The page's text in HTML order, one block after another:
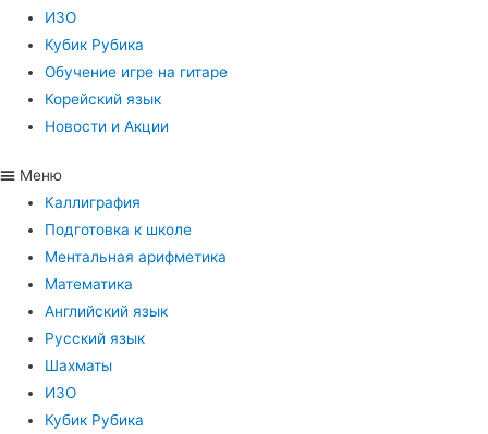
ИЗО
Кубик Рубика
Обучение игре на гитаре
Корейский язык
Новости и Акции
Меню
Каллиграфия
Подготовка к школе
Ментальная арифметика
Математика
Английский язык
Русский язык
Шахматы
ИЗО
Кубик Рубика